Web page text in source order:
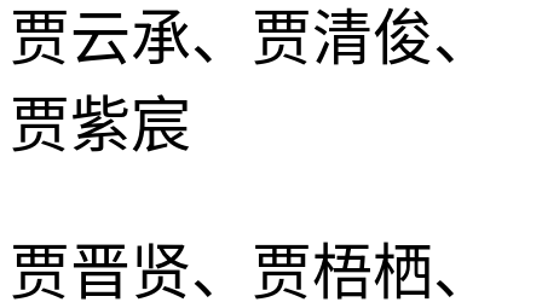
贾云承、贾清俊、
贾紫宸
贾晋贤、贾梧栖、